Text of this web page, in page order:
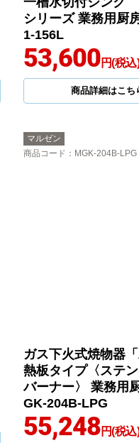
シリーズ 業務用厨
1-156L
53,600円(税込)
商品詳細はこち
マルゼン
商品コード ：MGK-204B-LPG
ガス下火式焼物器「
熱板タイプ〈ステ
バーナー〉 業務用
GK-204B-LPG
55,248円(税込)